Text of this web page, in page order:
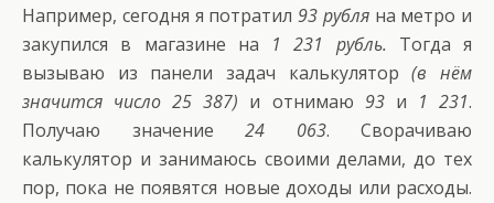
Например, сегодня я потратил 93 рубляна метро и
закупился в магазине на 1 231 рубль. Тогда я
вызываю из панели задач калькулятор(в нём
значится число 25 387) и отнимаю 93и 1 231.
Получаю значение 24 063. Сворачиваю
калькулятор и занимаюсь своими делами, до тех
пор, пока не появятся новые доходы или расходы.